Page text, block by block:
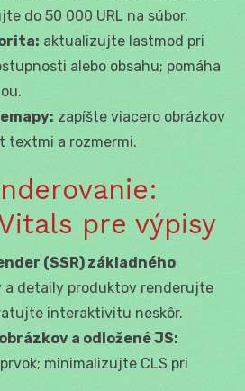
do 50 000 URL na súbor.
aktualizujte lastmod pri
alebo obsahu; pomáha
zapíšte viacero obrázkov
textmi a rozmermi.
pre výpisy
(SSR) základného
a detaily produktov renderujte
interaktivitu neskôr.
a odložené JS:
minimalizujte CLS pri